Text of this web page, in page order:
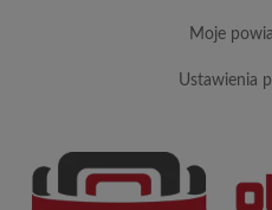
moje
ustawienia